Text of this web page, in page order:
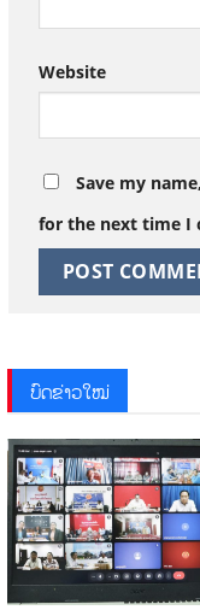
Website
Save my
for the next time I
ບົດຂ່າວໃໝ່